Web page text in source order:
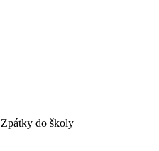
Zpátky do školy